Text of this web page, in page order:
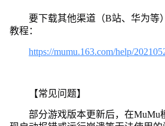
要下载其他渠道（B站、华为等
教程：
https://mumu.163.com/help/
【常见问题】
部分游戏版本更新后，在MuMu